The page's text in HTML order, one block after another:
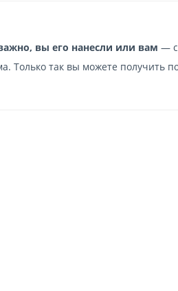
вы его нанесли или вам —
Только так вы можете получить